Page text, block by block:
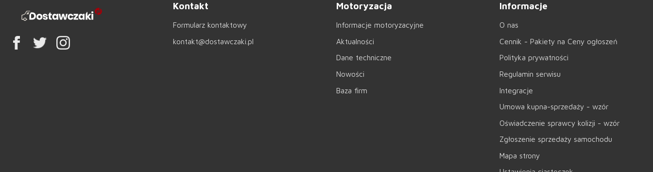
Kontakt
Formularz kontaktowy
kontakt@dostawczaki.pl
Motoryzacja
Informacje motoryzacyjne
Aktualności
Dane techniczne
Nowości
Baza firm
Informacje
O nas
Cennik - Pakiety na Ceny ogłoszeń
Polityka prywatności
Regulamin serwisu
Integracje
Umowa kupna-sprzedaży - wzór
Oświadczenie sprawcy kolizji - wzór
Zgłoszenie sprzedaży samochodu
Mapa strony